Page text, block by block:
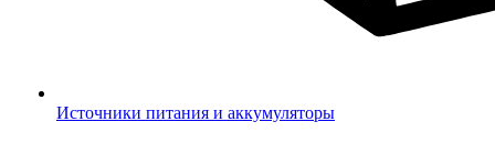
Источники питания и аккумуляторы